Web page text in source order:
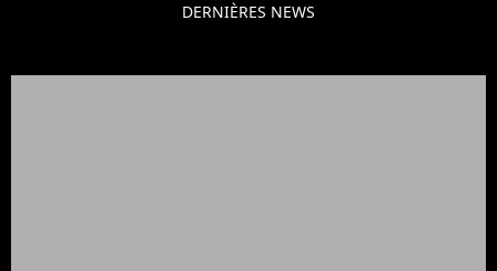
DERNIÈRES NEWS